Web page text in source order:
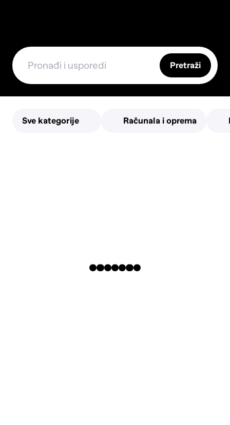
Pretraži
Sve kategorije Računala i oprema